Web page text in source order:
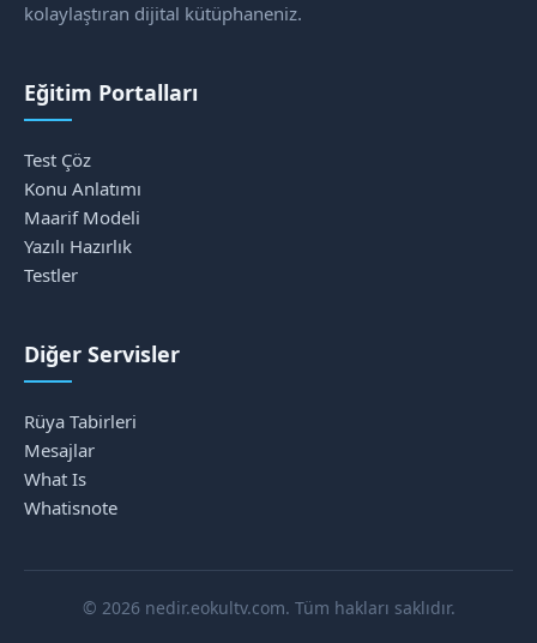
kolaylaştıran dijital kütüphaneniz.
Eğitim Portalları
Test Çöz
Konu Anlatımı
Maarif Modeli
Yazılı Hazırlık
Testler
Diğer Servisler
Rüya Tabirleri
Mesajlar
What Is
Whatisnote
© 2026 nedir.eokultv.com. Tüm hakları saklıdır.